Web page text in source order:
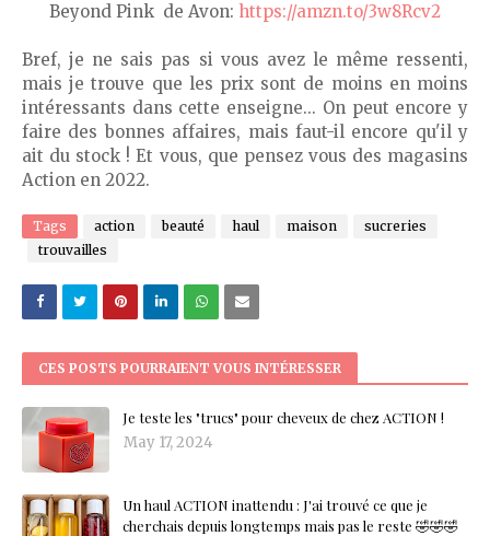
Beyond Pink de Avon: https://amzn.to/3w8Rcv2
Bref, je ne sais pas si vous avez le même ressenti,
mais je trouve que les prix sont de moins en moins
intéressants dans cette enseigne... On peut encore y
faire des bonnes affaires, mais faut-il encore qu'il y
ait du stock ! Et vous, que pensez vous des magasins
Action en 2022.
Tags action beauté haul maison
sucreries
trouvailles
CES POSTS POURRAIENT VOUS INTÉRESSER
Je teste les "trucs" pour cheveux de chez ACTION !
May 17, 2024
Un haul ACTION inattendu : J'ai trouvé ce que je
cherchais depuis longtemps mais pas le reste 🤣🤣🤣